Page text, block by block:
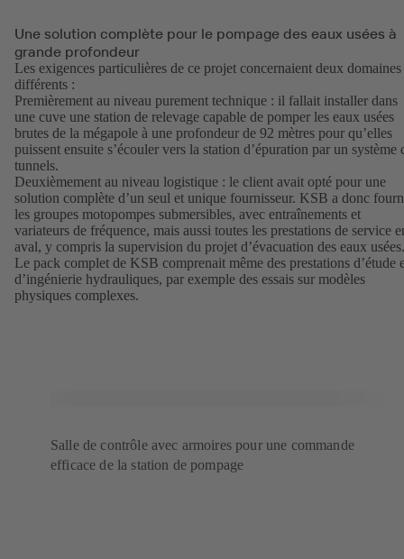
Une solution complète pour le pompage des eaux usées à
grande profondeur
Les exigences particulières de ce projet concernaient deux domaines
différents :
Premièrement au niveau purement technique : il fallait installer dans
une cuve une station de relevage capable de pomper les eaux usées
brutes de la mégapole à une profondeur de 92 mètres pour qu’elles
puissent ensuite s’écouler vers la station d’épuration par un système
tunnels.
Deuxièmement au niveau logistique : le client avait opté pour une
solution complète d’un seul et unique fournisseur. KSB a donc
les groupes motopompes submersibles, avec entraînements et
variateurs de fréquence, mais aussi toutes les prestations de service
aval, y compris la supervision du projet d’évacuation des eaux usées.
Le pack complet de KSB comprenait même des prestations d’étude
d’ingénierie hydrauliques, par exemple des essais sur modèles
physiques complexes.
Salle de contrôle avec armoires pour une commande
efficace de la station de pompage